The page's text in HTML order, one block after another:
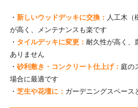
・ 新しいウッドデッキに交換： 人工木（
が高く、メンテナンスも楽です
・ タイルデッキに変更： 耐久性が高く、
ありません
・ 砂利敷き・コンクリート仕上げ： 庭の
場合に最適です
・ 芝生や花壇に： ガーデニングスペース